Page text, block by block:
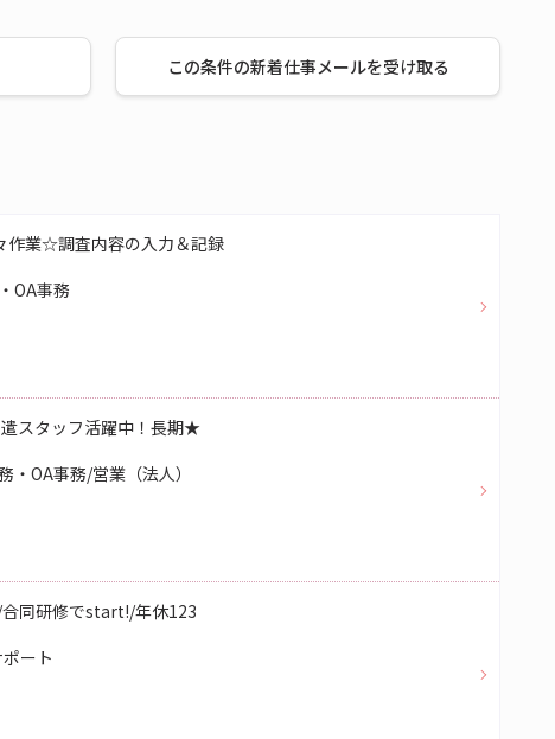
この条件の新着仕事メールを受け取る
作業☆調査内容の入力＆記録
OA事務
スタッフ活躍中！長期★
OA事務/営業（法人）
合同研修でstart!/年休123
ート